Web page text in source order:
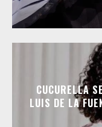
CUCURELLA
LUIS DE LA